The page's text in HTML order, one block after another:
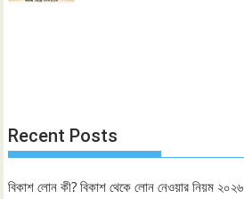
Recent Posts
বিকাশ লোন কী? বিকাশ থেকে লোন নেওয়ার নিয়ম ২০২৬